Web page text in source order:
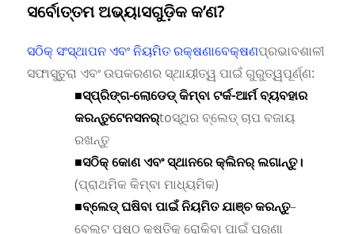
ସର୍ବୋତ୍ତମ ଅଭ୍ୟାସଗୁଡ଼ିକ କ’ଣ?
ସଠିକ୍ ସଂସ୍ଥାପନ ଏବଂ ନିୟମିତ ରକ୍ଷଣାବେକ୍ଷଣପ୍ରଭାବଶାଳୀ
ସଫାସୁତୁରା ଏବଂ ଉପକରଣର ସ୍ଥାୟୀତ୍ୱ ପାଇଁ ଗୁରୁତ୍ୱପୂର୍ଣ୍ଣ:
■ସ୍ପ୍ରିଙ୍ଗ-ଲୋଡେଡ୍ କିମ୍ବା ଟର୍କ-ଆର୍ମ ବ୍ୟବହାର
କରନ୍ତୁଟେନସନର୍toସ୍ଥିର ବ୍ଲେଡ୍ ଚାପ ବଜାୟ
ରଖନ୍ତୁ
■ସଠିକ୍ କୋଣ ଏବଂ ସ୍ଥାନରେ କ୍ଲିନର୍ ଲଗାନ୍ତୁ।
(ପ୍ରାଥମିକ କିମ୍ବା ମାଧ୍ୟମିକ)
■ବ୍ଲେଡ୍ ଘଷିବା ପାଇଁ ନିୟମିତ ଯାଞ୍ଚ କରନ୍ତୁ–
ବେଲ୍ଟ ପୃଷ୍ଠ କ୍ଷତିକୁ ରୋକିବା ପାଇଁ ପୁରୁଣା